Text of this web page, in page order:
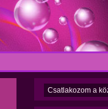
Csatlakozom a